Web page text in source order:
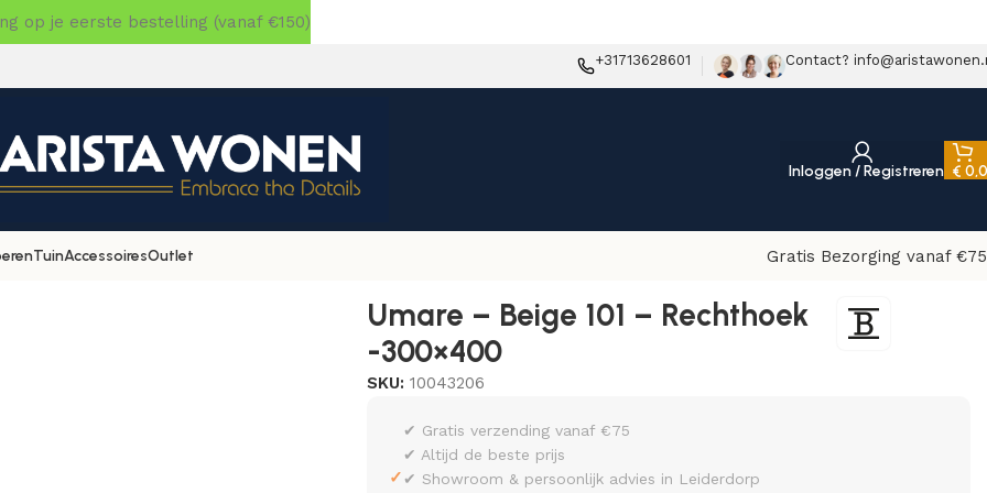
+31713628601 Contact?
Inloggen / Registreren €
TuinAccessoiresOutlet
Gratis Bezorging vanaf
Umare – Beige 101 – Rechthoek
-300×400
SKU:10043206
✓
✔ Gratis verzending vanaf €75
✔ Altijd de beste prijs
✔ Showroom & persoonlijk advies in Leiderdorp
op je eerste bestelling (vanaf €150)